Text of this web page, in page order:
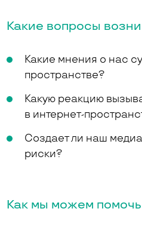
Какие вопросы
Какие мнения о нас
пространстве?
Какую реакцию
в интернет-
Создает ли наш
риски?
Как мы можем помочь